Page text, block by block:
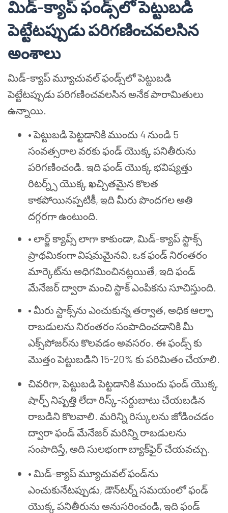
మిడ్-క్యాప్ ఫండ్స్‌లో పెట్టుబడి
పెట్టేటప్పుడు పరిగణించవలసిన
అంశాలు
మిడ్-క్యాప్ మ్యూచువల్ ఫండ్స్‌లో పెట్టుబడి
పెట్టేటప్పుడు పరిగణించవలసిన అనేక పారామితులు
ఉన్నాయి.
•పెట్టుబడి పెట్టడానికి ముందు 4 నుండి 5
సంవత్సరాల వరకు ఫండ్ యొక్క పనితీరును
పరిగణించండి. ఇది ఫండ్ యొక్క భవిష్యత్తు
రిటర్న్స్ యొక్క ఖచ్చితమైన కొలత
కాకపోయినప్పటికీ, ఇది మీరు పొందగల అతి
దగ్గరగా ఉంటుంది.
• లార్జ్ క్యాప్స్ లాగా కాకుండా, మిడ్-క్యాప్ స్టాక్స్
ప్రాథమికంగా విషమమైనవి. ఒక ఫండ్ నిరంతరం
మార్కెట్‌ను అధిగమించినట్లయితే, ఇది ఫండ్
మేనేజర్ ద్వారా మంచి స్టాక్ ఎంపికను సూచిస్తుంది.
• మీరు స్టాక్స్‌ను ఎంచుకున్న తర్వాత, అధిక ఆల్ఫా
రాబడులను నిరంతరం సంపాదించడానికి మీ
ఎక్స్‌పోజర్‌ను కొలవడం అవసరం. ఈ ఫండ్స్ కు
మొత్తం పెట్టుబడిని 15-20% కు పరిమితం చేయాలి.
చివరిగా, పెట్టుబడి పెట్టడానికి ముందు ఫండ్ యొక్క
షార్ప్ నిష్పత్తి లేదా రిస్క్-సర్దుబాటు చేయబడిన
రాబడిని కొలవాలి. మరిన్ని రిస్కులను జోడించడం
ద్వారా ఫండ్ మేనేజర్ మరిన్ని రాబడులను
సంపాదిస్తే, అది సులభంగా బ్యాక్‌ఫైర్ చేయవచ్చు.
• మిడ్-క్యాప్ మ్యూచువల్ ఫండ్‌ను
ఎంచుకునేటప్పుడు, డౌన్‌టర్న్ సమయంలో ఫండ్
యొక్క పనితీరును అనుసరించండి, ఇది ఫండ్